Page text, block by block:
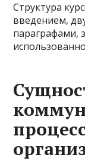
Структура
введением,
параграфами,